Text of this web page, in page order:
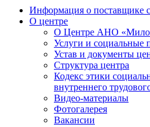
Информация о поставщике
О центре
О Центре АНО
Услуги и социальные
Устав и документы
Структура центра
Кодекс этики
внутреннего
Видео-материалы
Фотогалерея
Вакансии